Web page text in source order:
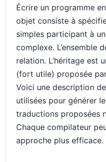
Écrire un programme
objet consiste à
simples participant à
complexe. L’ensemble
relation. L’héritage est
(fort utile) proposée
Voici une description
utilisées pour générer
traductions proposées
Chaque compilateur
approche plus efficace.